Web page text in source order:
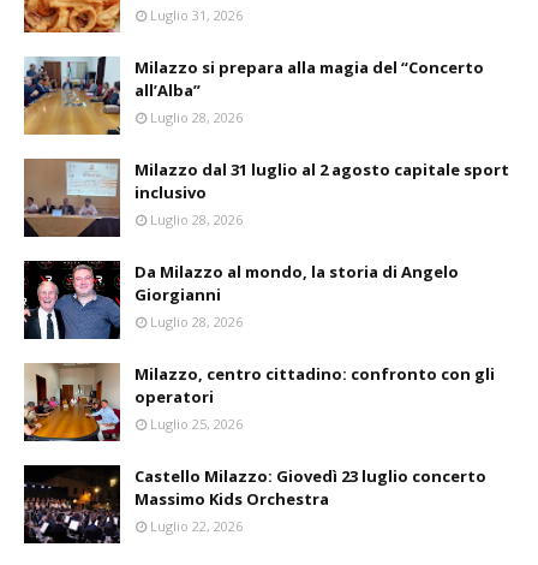
Luglio 31, 2026
Milazzo si prepara alla magia del “Concerto
all’Alba”
Luglio 28, 2026
Milazzo dal 31 luglio al 2 agosto capitale sport
inclusivo
Luglio 28, 2026
Da Milazzo al mondo, la storia di Angelo
Giorgianni
Luglio 28, 2026
Milazzo, centro cittadino: confronto con gli
operatori
Luglio 25, 2026
Castello Milazzo: Giovedì 23 luglio concerto
Massimo Kids Orchestra
Luglio 22, 2026